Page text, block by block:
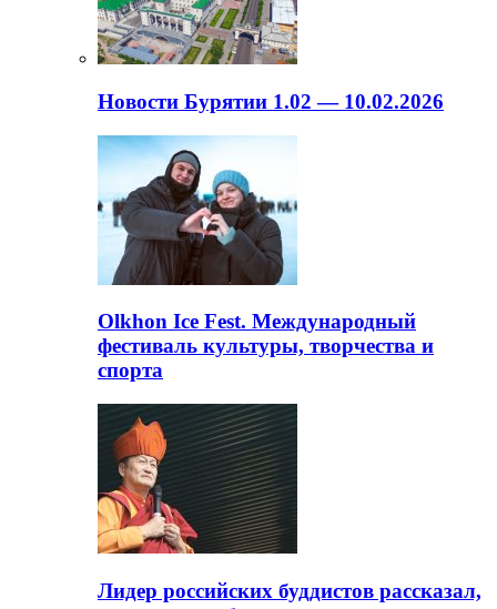
Новости Бурятии 1.02 — 10.02.2026
Olkhon Ice Fest. Международный
фестиваль культуры, творчества и
спорта
Лидер российских буддистов рассказал,